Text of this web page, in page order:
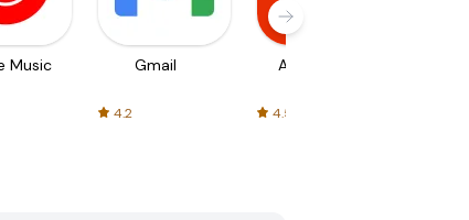
Music Gmail
4.2
AliExpress
4.5